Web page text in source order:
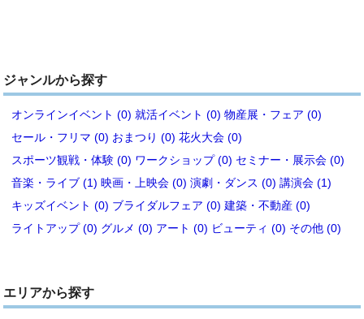
ジャンルから探す
オンラインイベント (0) 就活イベント (0) 物産展・フェア (0)
セール・フリマ (0) おまつり (0) 花火大会 (0)
スポーツ観戦・体験 (0) ワークショップ (0) セミナー・展示会 (0)
音楽・ライブ (1) 映画・上映会 (0) 演劇・ダンス (0) 講演会 (1)
キッズイベント (0) ブライダルフェア (0) 建築・不動産 (0)
ライトアップ (0) グルメ (0) アート (0) ビューティ (0) その他 (0)
エリアから探す